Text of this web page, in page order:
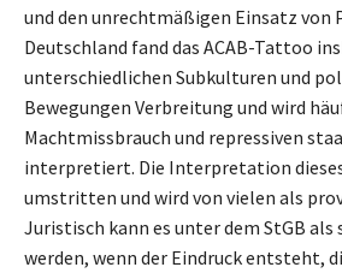
und den unrechtmäßigen Einsatz von
Deutschland fand das ACAB-Tattoo
unterschiedlichen Subkulturen und
Bewegungen Verbreitung und wird
Machtmissbrauch und repressiven
interpretiert. Die Interpretation
umstritten und wird von vielen als
Juristisch kann es unter dem StGB
werden, wenn der Eindruck entsteht,